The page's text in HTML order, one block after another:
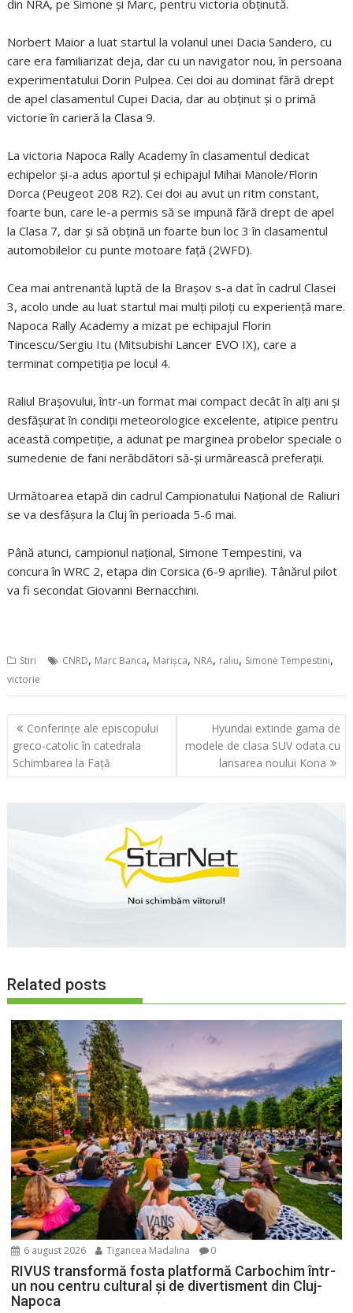
din NRA, pe Simone şi Marc, pentru victoria obţinută.
Norbert Maior a luat startul la volanul unei Dacia Sandero, cu
care era familiarizat deja, dar cu un navigator nou, în persoana
experimentatului Dorin Pulpea. Cei doi au dominat fără drept
de apel clasamentul Cupei Dacia, dar au obţinut şi o primă
victorie în carieră la Clasa 9.
La victoria Napoca Rally Academy în clasamentul dedicat
echipelor şi-a adus aportul şi echipajul Mihai Manole/Florin
Dorca (Peugeot 208 R2). Cei doi au avut un ritm constant,
foarte bun, care le-a permis să se impună fără drept de apel
la Clasa 7, dar şi să obţină un foarte bun loc 3 în clasamentul
automobilelor cu punte motoare faţă (2WFD).
Cea mai antrenantă luptă de la Braşov s-a dat în cadrul Clasei
3, acolo unde au luat startul mai mulţi piloţi cu experienţă mare.
Napoca Rally Academy a mizat pe echipajul Florin
Tincescu/Sergiu Itu (Mitsubishi Lancer EVO IX), care a
terminat competiţia pe locul 4.
Raliul Braşovului, într-un format mai compact decât în alţi ani şi
desfăşurat în condiţii meteorologice excelente, atipice pentru
această competiţie, a adunat pe marginea probelor speciale o
sumedenie de fani nerăbdători să-şi urmărească preferaţii.
Următoarea etapă din cadrul Campionatului Naţional de Raliuri
se va desfăşura la Cluj în perioada 5-6 mai.
Până atunci, campionul naţional, Simone Tempestini, va
concura în WRC 2, etapa din Corsica (6-9 aprilie). Tânărul pilot
va fi secondat Giovanni Bernacchini.
Stiri CNRD, Marc Banca, Marişca, NRA, raliu, Simone Tempestini,
victorie
Navigare
în
articole
Conferinţe ale episcopului
greco-catolic în catedrala
Schimbarea la Faţă
Hyundai extinde gama de
modele de clasa SUV odata cu
lansarea noului Kona
Related posts
6 august 2026 Tigancea Madalina 0
RIVUS transformă fosta platformă Carbochim într-
un nou centru cultural și de divertisment din Cluj-
Napoca